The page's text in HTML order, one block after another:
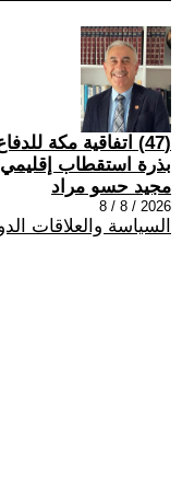
(47) اتفاقية مكة
بذرة استقطاب
مجيد حسو مراد
2026 / 8 / 8
السياسة والعلاقات